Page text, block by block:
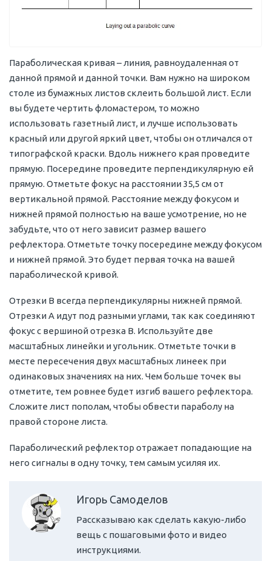
Параболическая кривая – линия, равноудаленная от
данной прямой и данной точки. Вам нужно на широком
столе из бумажных листов склеить большой лист. Если
вы будете чертить фломастером, то можно
использовать газетный лист, и лучше использовать
красный или другой яркий цвет, чтобы он отличался от
типографской краски. Вдоль нижнего края проведите
прямую. Посередине проведите перпендикулярную ей
прямую. Отметьте фокус на расстоянии 35,5 см от
вертикальной прямой. Расстояние между фокусом и
нижней прямой полностью на ваше усмотрение, но не
забудьте, что от него зависит размер вашего
рефлектора. Отметьте точку посередине между фокусом
и нижней прямой. Это будет первая точка на вашей
параболической кривой.
Отрезки В всегда перпендикулярны нижней прямой.
Отрезки А идут под разными углами, так как соединяют
фокус с вершиной отрезка В. Используйте две
масштабных линейки и угольник. Отметьте точки в
месте пересечения двух масштабных линеек при
одинаковых значениях на них. Чем больше точек вы
отметите, тем ровнее будет изгиб вашего рефлектора.
Сложите лист пополам, чтобы обвести параболу на
правой стороне листа.
Параболический рефлектор отражает попадающие на
него сигналы в одну точку, тем самым усиляя их.
Игорь Самоделов
Рассказываю как сделать какую-либо
вещь с пошаговыми фото и видео
инструкциями.